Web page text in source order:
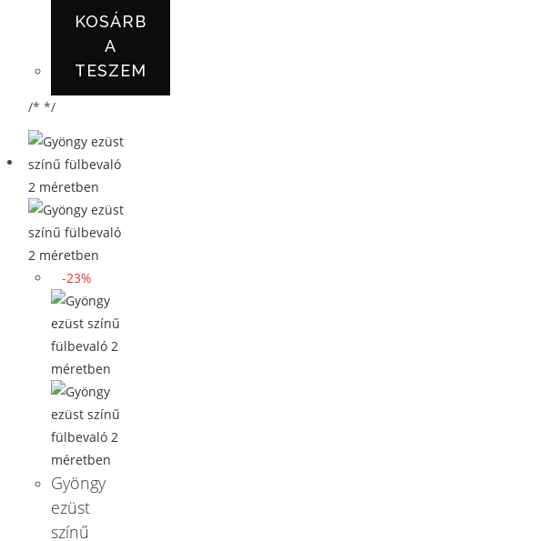
KOSÁRB
A
TESZEM
/* */
-23%
Gyöngy
ezüst
színű